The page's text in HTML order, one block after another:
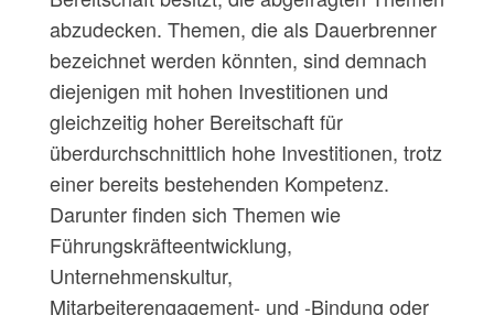
abzudecken. Themen, die als Dauerbrenner
bezeichnet werden könnten, sind demnach
diejenigen mit hohen Investitionen und
gleichzeitig hoher Bereitschaft für
überdurchschnittlich hohe Investitionen, trotz
einer bereits bestehenden Kompetenz.
Darunter finden sich Themen wie
Führungskräfteentwicklung,
Unternehmenskultur,
Mitarbeiterengagement- und -Bindung oder